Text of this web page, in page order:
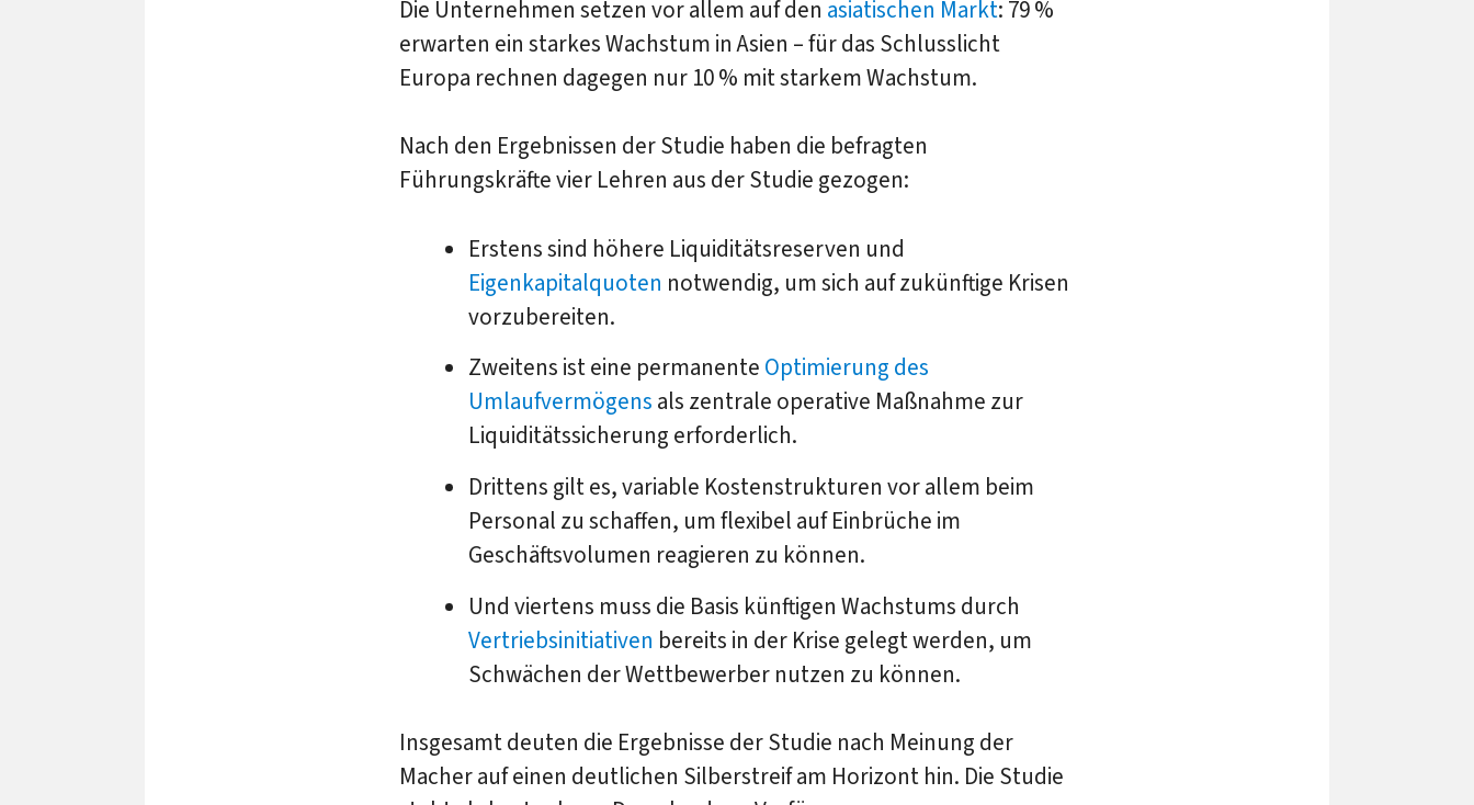
Die Unternehmen setzen vor allem auf den asiatischen Markt: 79 %
erwarten ein starkes Wachstum in Asien – für das Schlusslicht
Europa rechnen dagegen nur 10 % mit starkem Wachstum.
Nach den Ergebnissen der Studie haben die befragten
Führungskräfte vier Lehren aus der Studie gezogen:
Erstens sind höhere Liquiditätsreserven und
Eigenkapitalquoten notwendig, um sich auf zukünftige Krisen
vorzubereiten.
Zweitens ist eine permanente Optimierung des
Umlaufvermögens als zentrale operative Maßnahme zur
Liquiditätssicherung erforderlich.
Drittens gilt es, variable Kostenstrukturen vor allem beim
Personal zu schaffen, um flexibel auf Einbrüche im
Geschäftsvolumen reagieren zu können.
Und viertens muss die Basis künftigen Wachstums durch
Vertriebsinitiativen bereits in der Krise gelegt werden, um
Schwächen der Wettbewerber nutzen zu können.
Insgesamt deuten die Ergebnisse der Studie nach Meinung der
Macher auf einen deutlichen Silberstreif am Horizont hin. Die Studie